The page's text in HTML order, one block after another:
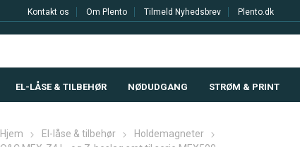
Kontakt os Om Plento Tilmeld Nyhedsbrev Plento.dk
EL-LÅSE & TILBEHØR NØDUDGANG STRØM & PRINT
Hjem El-låse & tilbehør
Holdemagneter